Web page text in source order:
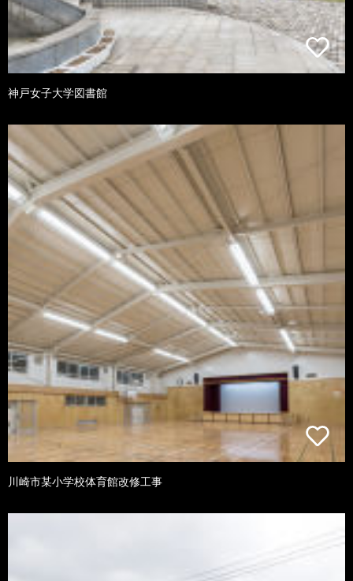
神戸女子大学図書館
川崎市某小学校体育館改修工事